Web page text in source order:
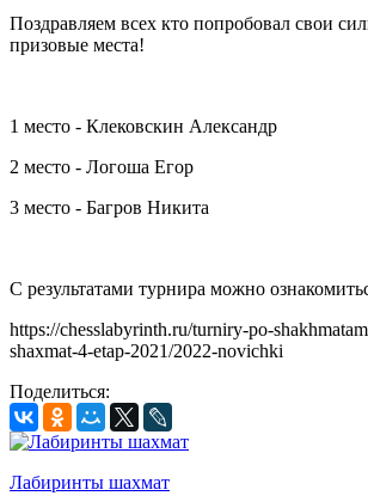
Поздравляем всех кто попробовал свои
призовые места!
1 место - Клековскин Александр
2 место - Логоша Егор
3 место - Багров Никита
С результатами турнира можно
https://chesslabyrinth.ru/turniry-po-
shaxmat-4-etap-2021/2022-novichki
Поделиться:
Лабиринты шахмат